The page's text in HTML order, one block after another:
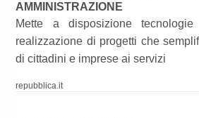
AMMINISTRAZIONE
Mette a disposizione
realizzazione di progetti che
di cittadini e imprese ai servizi
repubblica.it